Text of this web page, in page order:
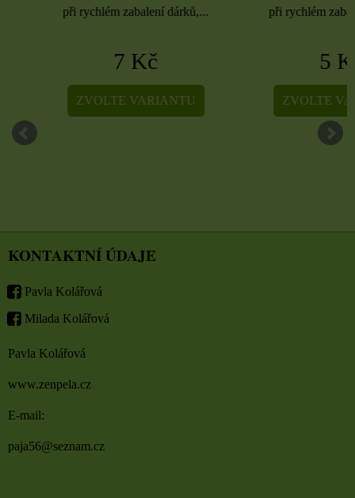
při rychlém zabalení dárků,...
7 Kč
ZVOLTE VARIANTU
při rychlém zabalení
5 Kč
ZVOLTE
KONTAKTNÍ ÚDAJE
Pavla Kolářová
Milada Kolářová
Pavla Kolářová
www.zenpela.cz
E-mail:
paja56@seznam.cz